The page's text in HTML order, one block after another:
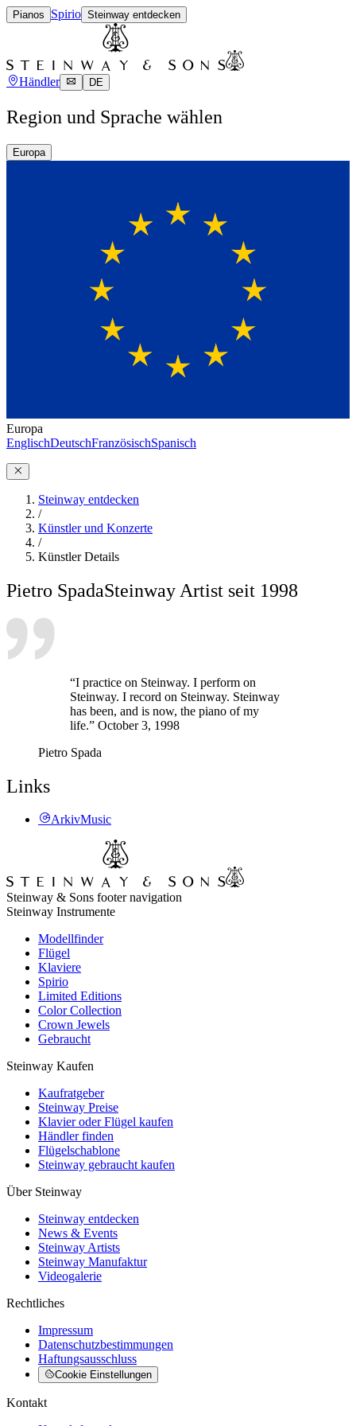
Pianos Spirio Steinway entdecken
Händler DE
Region und Sprache wählen
Europa
Europa
EnglischDeutschFranzösischSpanisch
Steinway entdecken
/
Künstler und Konzerte
/
Künstler Details
Pietro SpadaSteinway Artist seit 1998
“I practice on Steinway. I perform on
Steinway. I record on Steinway. Steinway
has been, and is now, the piano of my
life.” October 3, 1998
Pietro Spada
Links
ArkivMusic
Steinway & Sons footer navigation
Steinway Instrumente
Modellfinder
Flügel
Klaviere
Spirio
Limited Editions
Color Collection
Crown Jewels
Gebraucht
Steinway Kaufen
Kaufratgeber
Steinway Preise
Klavier oder Flügel kaufen
Händler finden
Flügelschablone
Steinway gebraucht kaufen
Über Steinway
Steinway entdecken
News & Events
Steinway Artists
Steinway Manufaktur
Videogalerie
Rechtliches
Impressum
Datenschutzbestimmungen
Haftungsausschluss
Cookie Einstellungen
Kontakt